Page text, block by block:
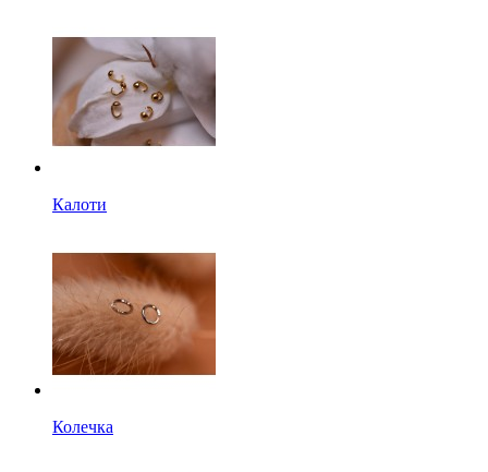
Калоти
Колечка